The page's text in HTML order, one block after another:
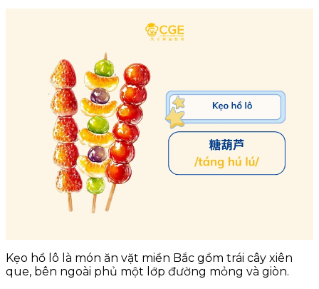
Kẹo hồ lô là món ăn vặt miền Bắc gồm trái cây xiên
que, bên ngoài phủ một lớp đường mỏng và giòn.